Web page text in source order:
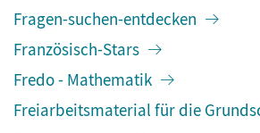
Fragen-suchen-entdecken
Französisch-Stars
Fredo - Mathematik
Freiarbeitsmaterial für die